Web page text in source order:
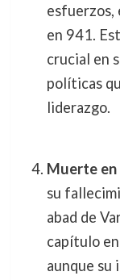
esfuerzos,
en 941.
crucial en
políticas
liderazgo.
Muerte en
su
abad de
capítulo
aunque su